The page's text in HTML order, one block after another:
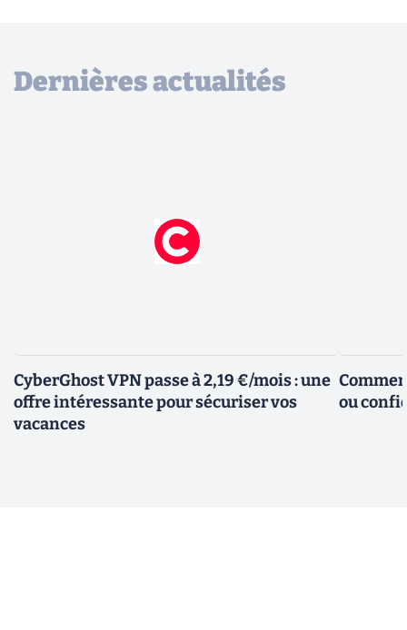
Dernières actualités
CyberGhost VPN passe à 2,19 €/mois : une
offre intéressante pour sécuriser vos
vacances
ou